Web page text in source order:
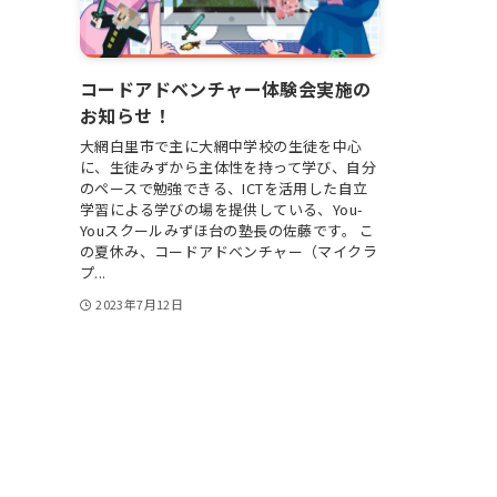
コードアドベンチャー体験会実施の
お知らせ！
大網白里市で主に大網中学校の生徒を中心
に、生徒みずから主体性を持って学び、自分
のペースで勉強できる、ICTを活用した自立
学習による学びの場を提供している、You-
Youスクールみずほ台の塾長の佐藤です。 こ
の夏休み、コードアドベンチャー（マイクラ
プ...
2023年7月12日